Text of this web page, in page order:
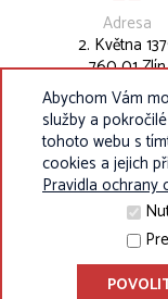
Adresa
2. Května
760 01 Zlín
Abychom Vám
služby a
tohoto webu s
cookies a jejich
Pravidla ochrany